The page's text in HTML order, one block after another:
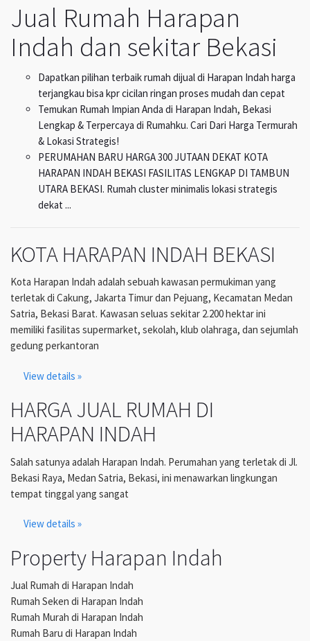
Jual Rumah Harapan
Indah dan sekitar Bekasi
Dapatkan pilihan terbaik rumah dijual di Harapan Indah harga
terjangkau bisa kpr cicilan ringan proses mudah dan cepat
Temukan Rumah Impian Anda di Harapan Indah, Bekasi
Lengkap & Terpercaya di Rumahku. Cari Dari Harga Termurah
& Lokasi Strategis!
PERUMAHAN BARU HARGA 300 JUTAAN DEKAT KOTA
HARAPAN INDAH BEKASI FASILITAS LENGKAP DI TAMBUN
UTARA BEKASI. Rumah cluster minimalis lokasi strategis
dekat ...
KOTA HARAPAN INDAH BEKASI
Kota Harapan Indah adalah sebuah kawasan permukiman yang
terletak di Cakung, Jakarta Timur dan Pejuang, Kecamatan Medan
Satria, Bekasi Barat. Kawasan seluas sekitar 2.200 hektar ini
memiliki fasilitas supermarket, sekolah, klub olahraga, dan sejumlah
gedung perkantoran
View details »
HARGA JUAL RUMAH DI
HARAPAN INDAH
Salah satunya adalah Harapan Indah. Perumahan yang terletak di Jl.
Bekasi Raya, Medan Satria, Bekasi, ini menawarkan lingkungan
tempat tinggal yang sangat
View details »
Property Harapan Indah
Jual Rumah di Harapan Indah
Rumah Seken di Harapan Indah
Rumah Murah di Harapan Indah
Rumah Baru di Harapan Indah